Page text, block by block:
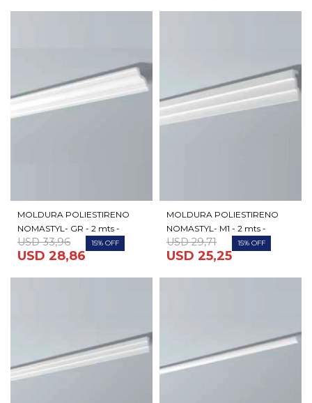
MOLDURA POLIESTIRENO
NOMASTYL- GR - 2 mts -
USD 28,86
USD 33,96 15
MOLDURA POLIESTIRENO
NOMASTYL- M1 - 2 mts -
USD 25,25
USD 29,71 15